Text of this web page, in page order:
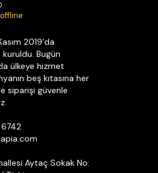
offline
2019’da
kuruldu. Bugün
ülkeye hizmet
beş kıtasına her
siparişi güvenle
Aytaç Sokak No: